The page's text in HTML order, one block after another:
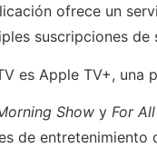
ofrece un
suscripciones de
es Apple TV+, una
Show y For
de entretenimiento